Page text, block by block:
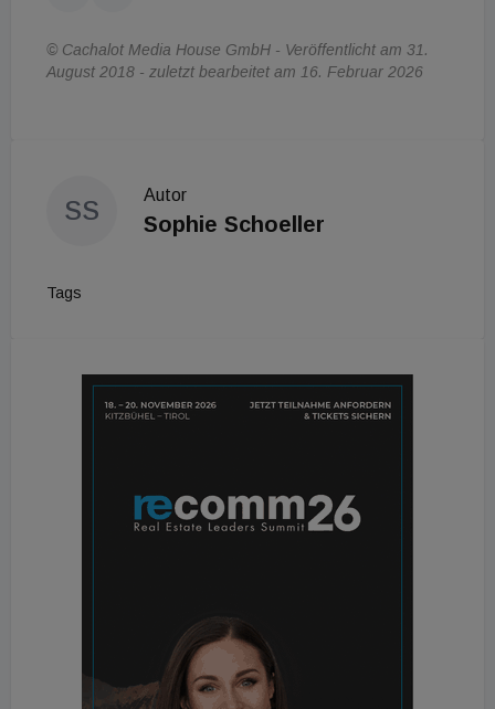
© Cachalot Media House GmbH - Veröffentlicht am 31.
August 2018 - zuletzt bearbeitet am 16. Februar 2026
SS
Autor
Sophie Schoeller
Tags